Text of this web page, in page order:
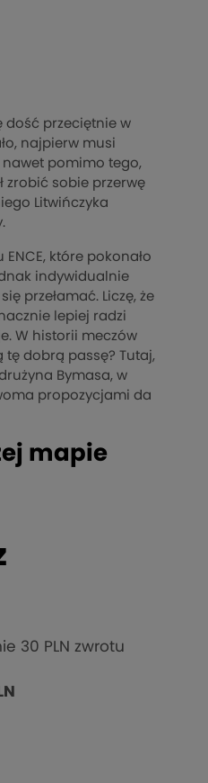
dość przeciętnie w
najpierw musi
pomimo tego,
zrobić sobie przerwę
Litwińczyka
które pokonało
indywidualnie
przełamać. Liczę, że
lepiej radzi
W historii meczów
tę dobrą passę? Tutaj,
Bymasa, w
propozycjami da
mapie
30 PLN zwrotu